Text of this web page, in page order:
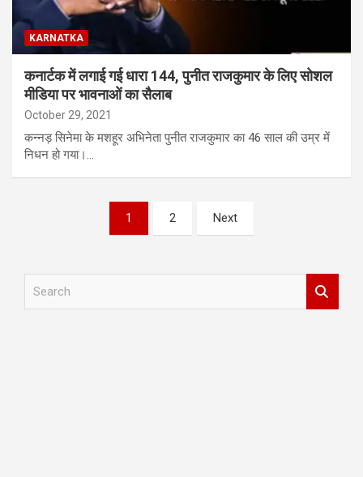
KARNATKA
कनार्टक में लगाई गई धारा 144, पुनीत राजकुमार के लिए सोशल
मीडिया पर भावनाओं का सैलाब
October 29, 2021
कन्नड़ सिनेमा के मशहूर अभिनेता पुनीत राजकुमार का 46 साल की उम्र में
निधन हो गया।…
1 2 Next